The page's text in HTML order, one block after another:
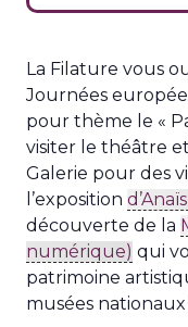
La Filature vous
Journées
pour thème le «
visiter le théâtre
Galerie pour des
l’exposition
découverte de la
numérique) qui
patrimoine
musées nationaux